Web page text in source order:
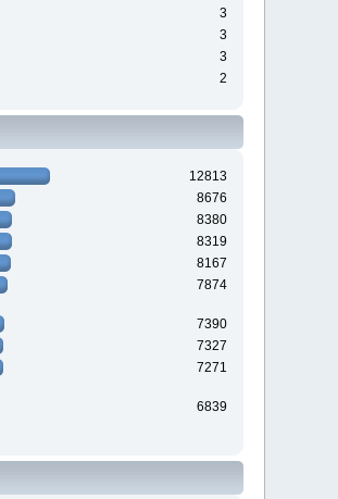
3
3
3
2
12813
8676
8380
8319
8167
7874
7390
7327
7271
6839